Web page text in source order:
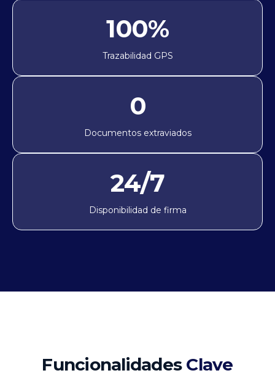
100%
Trazabilidad GPS
0
Documentos extraviados
24/7
Disponibilidad de firma
Funcionalidades Clave